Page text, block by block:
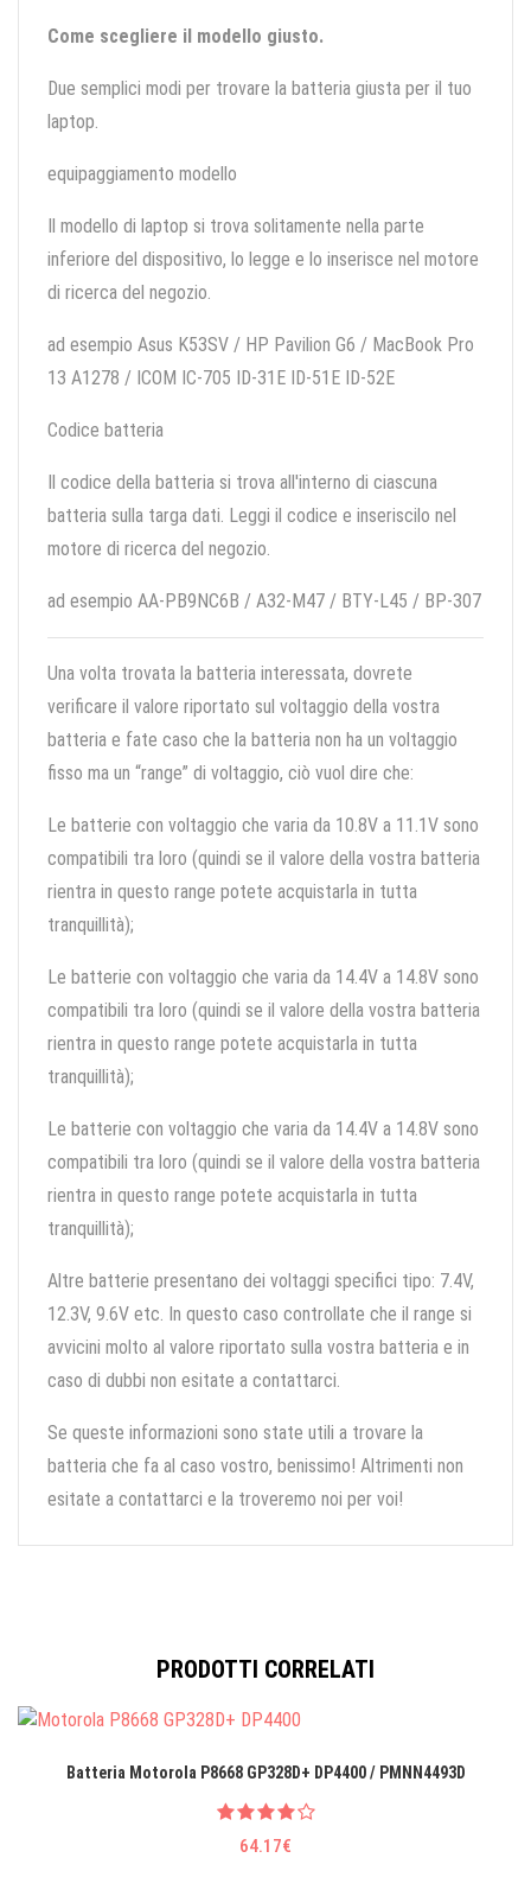
Come scegliere il modello giusto.
Due semplici modi per trovare la batteria giusta per il tuo
laptop.
equipaggiamento modello
Il modello di laptop si trova solitamente nella parte
inferiore del dispositivo, lo legge e lo inserisce nel motore
di ricerca del negozio.
ad esempio Asus K53SV / HP Pavilion G6 / MacBook Pro
13 A1278 / ICOM IC-705 ID-31E ID-51E ID-52E
Codice batteria
Il codice della batteria si trova all'interno di ciascuna
batteria sulla targa dati. Leggi il codice e inseriscilo nel
motore di ricerca del negozio.
ad esempio AA-PB9NC6B / A32-M47 / BTY-L45 / BP-307
Una volta trovata la batteria interessata, dovrete
verificare il valore riportato sul voltaggio della vostra
batteria e fate caso che la batteria non ha un voltaggio
fisso ma un “range” di voltaggio, ciò vuol dire che:
Le batterie con voltaggio che varia da 10.8V a 11.1V sono
compatibili tra loro (quindi se il valore della vostra batteria
rientra in questo range potete acquistarla in tutta
tranquillità);
Le batterie con voltaggio che varia da 14.4V a 14.8V sono
compatibili tra loro (quindi se il valore della vostra batteria
rientra in questo range potete acquistarla in tutta
tranquillità);
Le batterie con voltaggio che varia da 14.4V a 14.8V sono
compatibili tra loro (quindi se il valore della vostra batteria
rientra in questo range potete acquistarla in tutta
tranquillità);
Altre batterie presentano dei voltaggi specifici tipo: 7.4V,
12.3V, 9.6V etc. In questo caso controllate che il range si
avvicini molto al valore riportato sulla vostra batteria e in
caso di dubbi non esitate a contattarci.
Se queste informazioni sono state utili a trovare la
batteria che fa al caso vostro, benissimo! Altrimenti non
esitate a contattarci e la troveremo noi per voi!
PRODOTTI CORRELATI
Batteria Motorola P8668 GP328D+ DP4400 / PMNN4493D
64.17€